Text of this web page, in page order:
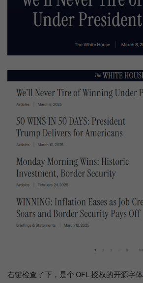
右键检查了下，是个 OFL 授权的开源字体